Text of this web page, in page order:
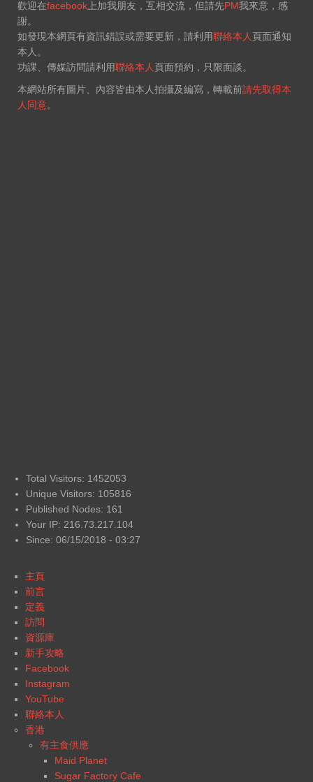
歡迎在facebook 上加我朋友，互相交流，但請先PM我來意，感
謝。
如發現本網頁有資訊錯誤或需要更新，請利用聯絡本人 頁面通知
本人。
功課、傳媒訪問請利用聯絡本人 頁面預約，只限面談。
本網站所有圖片、內容皆由本人拍攝及編寫，轉載前請先取得本
人同意。
Total Visitors: 1452053
Unique Visitors: 105816
Published Nodes: 161
Your IP: 216.73.217.104
Since: 06/15/2018 - 03:27
主頁
前言
定義
訪問
資源庫
新手攻略
Facebook
Instagram
YouTube
聯絡本人
香港
有主食供應
Maid Planet
Sugar Factory Cafe